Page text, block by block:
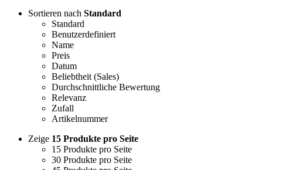
Sortieren nach Standard
Standard
Benutzerdefiniert
Name
Preis
Datum
Beliebtheit (Sales)
Durchschnittliche Bewertung
Relevanz
Zufall
Artikelnummer
Zeige 15 Produkte pro Seite
15 Produkte pro Seite
30 Produkte pro Seite